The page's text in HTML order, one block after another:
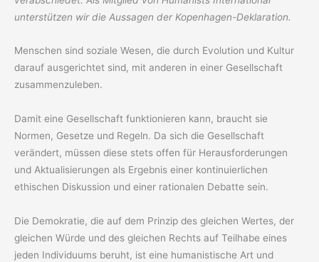
unterstützen wir die Aussagen der Kopenhagen-Deklaration.
Menschen sind soziale Wesen, die durch Evolution und Kultur
darauf ausgerichtet sind, mit anderen in einer Gesellschaft
zusammenzuleben.
Damit eine Gesellschaft funktionieren kann, braucht sie
Normen, Gesetze und Regeln. Da sich die Gesellschaft
verändert, müssen diese stets offen für Herausforderungen
und Aktualisierungen als Ergebnis einer kontinuierlichen
ethischen Diskussion und einer rationalen Debatte sein.
Die Demokratie, die auf dem Prinzip des gleichen Wertes, der
gleichen Würde und des gleichen Rechts auf Teilhabe eines
jeden Individuums beruht, ist eine humanistische Art und